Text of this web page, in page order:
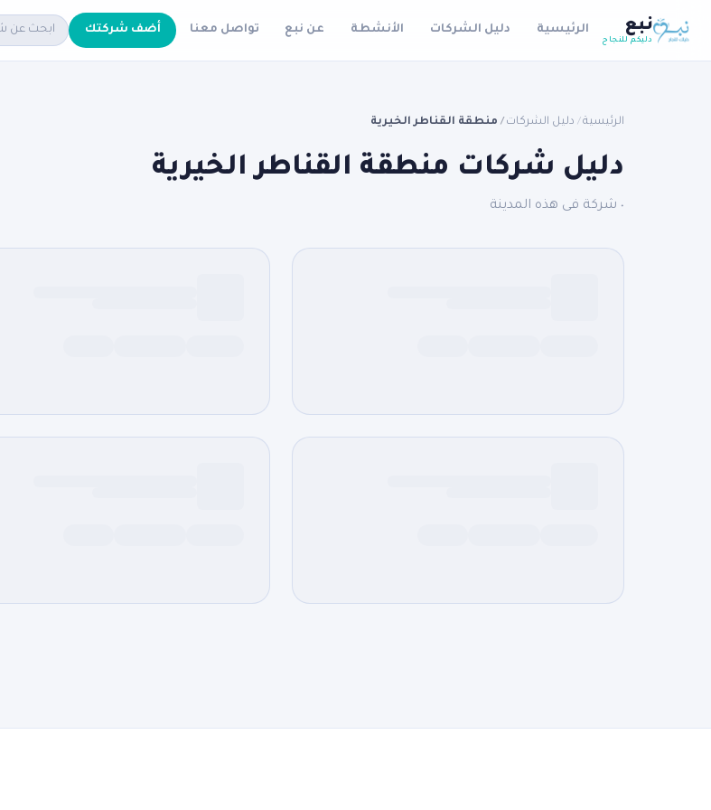
نبع
دليكم للنجاح
الرئيسية دليل الشركات الأنشطة عن نبع تواصل معنا أضف شركتك
الرئيسية/ دليل الشركات / منطقة القناطر الخيرية
دليل شركات منطقة القناطر الخيرية
٠ شركة فى هذه المدينة